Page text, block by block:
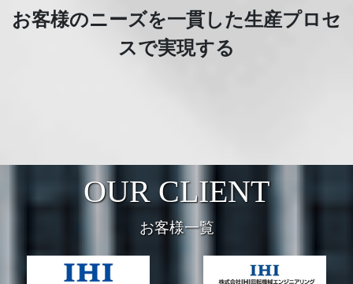
お客様のニーズを一貫した生産プロセ
スで実現する
OUR CLIENT
お客様一覧